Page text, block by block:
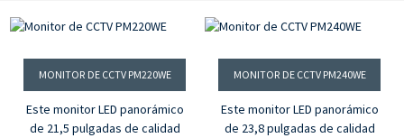
MONITOR DE CCTV PM220WE
Este monitor LED panorámico
de 21,5 pulgadas de calidad
MONITOR DE CCTV PM240WE
Este monitor LED panorámico
de 23,8 pulgadas de calidad